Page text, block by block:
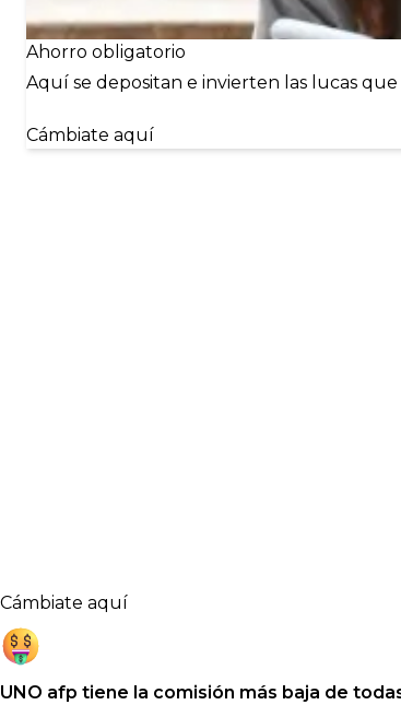
Ahorro obligatorio
Aquí se depositan e invierten las lucas
Cámbiate aquí
Cámbiate aquí
UNO afp tiene la comisión más baja de